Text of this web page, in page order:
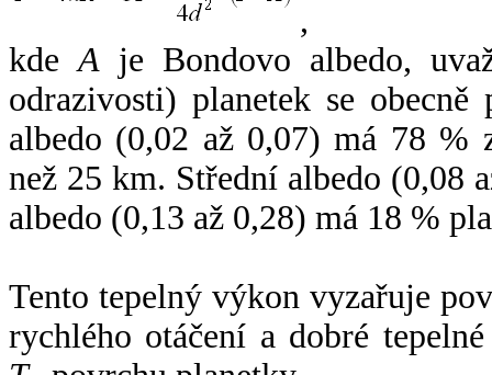
,
kdeA je Bondovo albedo,
odrazivosti) planetek se
albedo (0,02 až 0,07) má 78 %
než 25 km. Střední albedo (0,08
albedo (0,13 až 0,28) má 18 %
Tento tepelný výkon vyzařuje
rychlého otáčení a dobré